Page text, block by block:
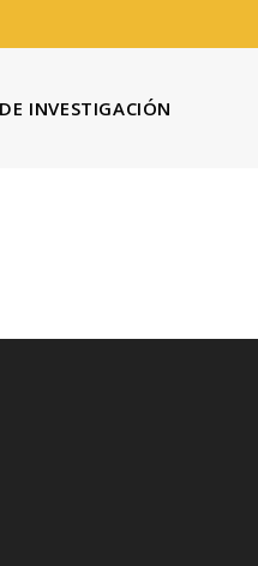
INVESTIGACIÓN